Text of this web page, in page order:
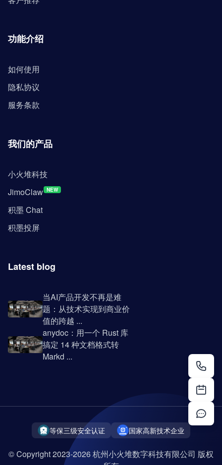
功能介绍
如何使用
隐私协议
服务条款
我们的产品
小火堆科技
JimoClaw NEW
积墨 Chat
积墨投屏
Latest blog
当AI产品开发不再是难
题：从技术实现到商业价
值的跨越 ...
anydoc：用一个 Rust 库
搞定 14 种文档格式转
Markd ...
等保三级安全认证 国家高新技术企业
© Copyright 2023-2026 杭州小火堆数字科技有限公司 版权